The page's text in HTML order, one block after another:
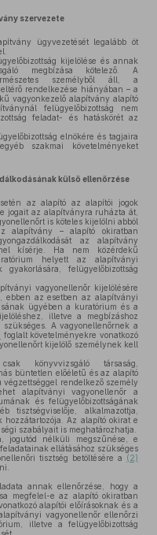
szervezete
ügyvezetését legalább öt
kijelölése és annak
megbízása kötelező. A
személyből áll, a
rendelkezése hiányában – a
vagyonkezelő alapítvány alapító
felügyelőbizottság nem
feladat- és hatáskörét az
elnökére és tagjaira
szakmai követelményeket
külső ellenőrzése
az alapító az alapítói jogok
jogait az alapítványra ruházta át,
is köteles kijelölni abból
alapítvány – alapító okiratban
az alapítvány
kísérje. Ha nem közérdekű
helyett az alapítványi
felügyelőbizottság
vagyonellenőr kijelölésére
ebben az esetben az alapítványi
ügyében a kuratórium és a
illetve a megbízáshoz
A vagyonellenőrnek a
foglalt követelményekre vonatkozó
kijelölő személynek kell
könyvvizsgáló társaság,
büntetlen előéletű és az alapító
rendelkező személy
alapítványi vagyonellenőr a
és felügyelőbizottságának
alkalmazottja,
Az alapító okirat e
szabályait is meghatározhatja.
jogutód nélküli megszűnése, e
ellátásához szükséges
tisztség betöltésére a (2)
annak ellenőrzése, hogy a
megfelel-e az alapító okiratban
alapítói előírásoknak és a
vagyonellenőr ellenőrzi
illetve a felügyelőbizottság